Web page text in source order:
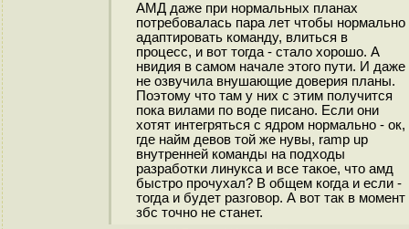
АМД даже при нормальных планах
потребовалась пара лет чтобы нормально
адаптировать команду, влиться в
процесс, и вот тогда - стало хорошо. А
нвидия в самом начале этого пути. И даже
не озвучила внушающие доверия планы.
Поэтому что там у них с этим получится
пока вилами по воде писано. Если они
хотят интегряться с ядром нормально - ок,
где найм девов той же нувы, ramp up
внутренней команды на подходы
разработки линукса и все такое, что амд
быстро прочухал? В общем когда и если -
тогда и будет разговор. А вот так в момент
збс точно не станет.